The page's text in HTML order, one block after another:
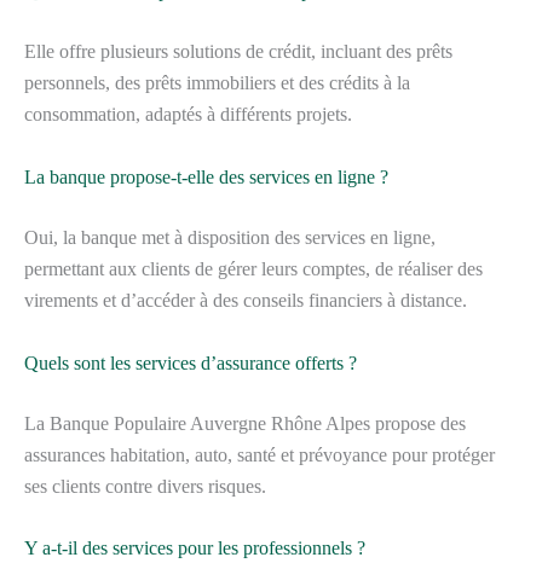
Elle offre plusieurs solutions de crédit, incluant des prêts
personnels, des prêts immobiliers et des crédits à la
consommation, adaptés à différents projets.
La banque propose-t-elle des services en ligne ?
Oui, la banque met à disposition des services en ligne,
permettant aux clients de gérer leurs comptes, de réaliser des
virements et d’accéder à des conseils financiers à distance.
Quels sont les services d’assurance offerts ?
La Banque Populaire Auvergne Rhône Alpes propose des
assurances habitation, auto, santé et prévoyance pour protéger
ses clients contre divers risques.
Y a-t-il des services pour les professionnels ?